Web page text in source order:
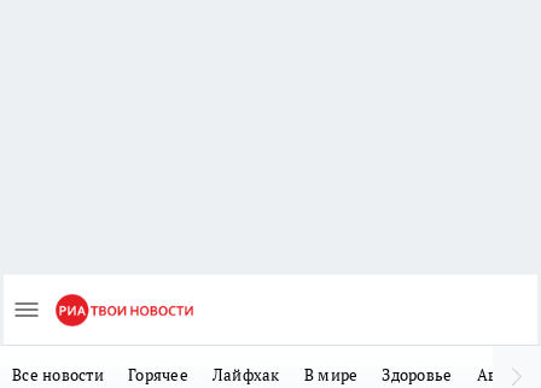
Все новости Горячее Лайфхак В мире Здоровье Авто